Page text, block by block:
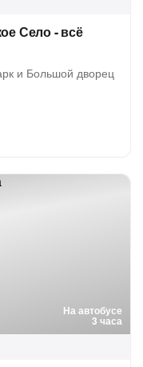
Село - всё
и Большой дворец
На автобусе
3 часа